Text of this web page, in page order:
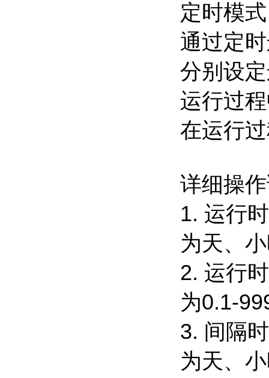
定时模
通过定
分别设
运行过
在运行
详细操
1. 运行
为天、
2. 运行
为0.1-
3. 间隔
为天、